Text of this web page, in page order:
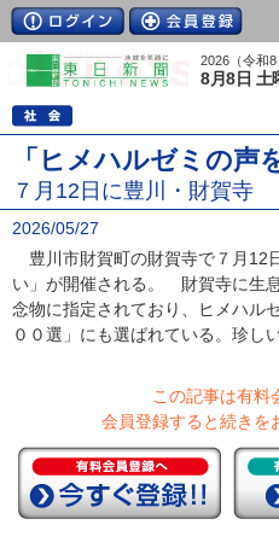
2026（令和
8月8日 土
「ヒメハルゼミの声
７月12日に豊川・財賀寺
2026/05/27
豊川市財賀町の財賀寺で７月12
い」が開催される。 財賀寺に生
念物に指定されており、ヒメハル
００選」にも選ばれている。珍し
この記事は有料
会員登録すると続きを